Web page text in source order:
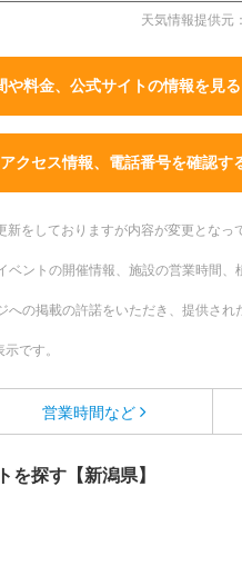
天気情報提供元
や料金、公式サイトの情報を見る
クセス情報、電話番号を確認す
をしておりますが内容が変更となっ
ントの開催情報、施設の営業時間、
の掲載の許諾をいただき、提供され
です。
営業時間など
探す【新潟県】